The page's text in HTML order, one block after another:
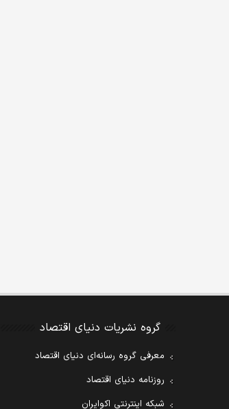
گروه نشریات دنیای اقتصاد
معرفی گروه رسانه‌ای دنیای اقتصاد
روزنامه دنیای اقتصاد
شبکه اینترنتی اکوایران